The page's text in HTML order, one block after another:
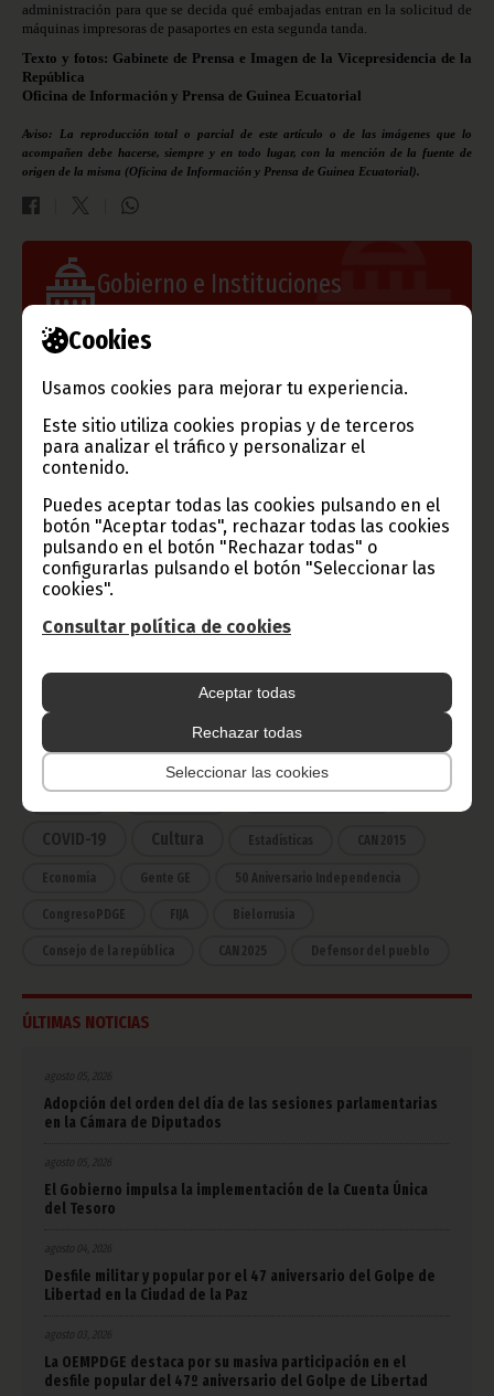
Cookies
Usamos cookies para mejorar tu experiencia.
Este sitio utiliza cookies propias y de terceros
para analizar el tráfico y personalizar el
contenido.
Puedes aceptar todas las cookies pulsando en el
botón "Aceptar todas", rechazar todas las cookies
pulsando en el botón "Rechazar todas" o
configurarlas pulsando el botón "Seleccionar las
cookies".
Consultar política de cookies
Aceptar todas
Rechazar todas
Seleccionar las cookies
administración para que se decida qué embajadas entran en la solicitud de
máquinas impresoras de pasaportes en esta segunda tanda.
Texto y fotos: Gabinete de Prensa e Imagen de la Vicepresidencia de la
República
Oficina de Información y Prensa de Guinea Ecuatorial
Aviso: La reproducción total o parcial de este artículo o de las imágenes que lo
acompañen debe hacerse, siempre y en todo lugar, con la mención de la fuente de
origen de la misma (Oficina de Información y Prensa de Guinea Ecuatorial).
Gobierno e Instituciones
Información de Guinea Ecuatorial
Radio Nacional de Guinea
Ecuatorial
Haz click aquí para escuchar ahora
CATEGORÍAS
Noticias Gobierno
Presidencia
África
Deportes Vicepresidencia
COVID-19 Cultura Estadísticas CAN 2015
Economía Gente GE 50 Aniversario Independencia
CongresoPDGE FIJA Bielorrusia
Consejo de la república CAN 2025 Defensor del pueblo
ÚLTIMAS NOTICIAS
agosto 05, 2026
Adopción del orden del día de las sesiones parlamentarias
en la Cámara de Diputados
agosto 05, 2026
El Gobierno impulsa la implementación de la Cuenta Única
del Tesoro
agosto 04, 2026
Desfile militar y popular por el 47 aniversario del Golpe de
Libertad en la Ciudad de la Paz
agosto 03, 2026
La OEMPDGE destaca por su masiva participación en el
desfile popular del 47º aniversario del Golpe de Libertad